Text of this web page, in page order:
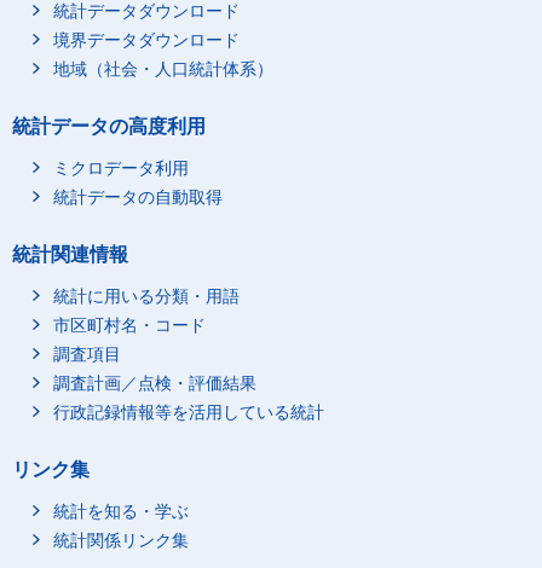
統計データダウンロード
境界データダウンロード
地域（社会・人口統計体系）
統計データの高度利用
ミクロデータ利用
統計データの自動取得
統計関連情報
統計に用いる分類・用語
市区町村名・コード
調査項目
調査計画／点検・評価結果
行政記録情報等を活用している統計
リンク集
統計を知る・学ぶ
統計関係リンク集